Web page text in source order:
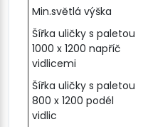
Min.světlá výška
Šířka uličky s paletou
1000 x 1200 napříč
vidlicemi
Šířka uličky s paletou
800 x 1200 podél
vidlic